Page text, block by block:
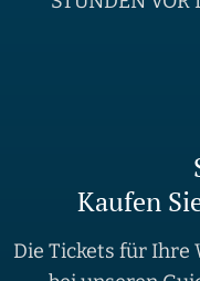
Kaufen
Die Tickets für Ihre